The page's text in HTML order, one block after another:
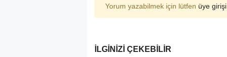
Yorum yazabilmek için lütfen üye girişi
İLGINIZI ÇEKEBILIR